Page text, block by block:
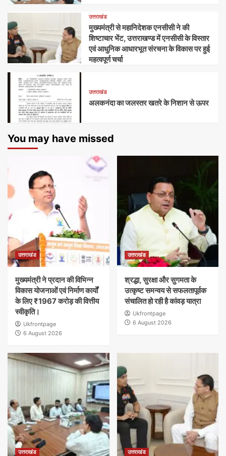
उत्तराखंड
मुख्यमंत्री से महानिदेशक एनसीसी ने की
शिष्टाचार भेंट, उत्तराखण्ड में एनसीसी के विस्तार
एवं आधुनिक आधारभूत संरचना के विकास पर हुई
महत्वपूर्ण चर्चा
उत्तराखंड
अलकनंदा का जलस्तर खतरे के निशान से ऊपर
You may have missed
उत्तराखंड
मुख्यमंत्री ने प्रदान की विभिन्न
विकास योजनाओं एवं निर्माण कार्यों
के लिए ₹1967 करोड़ की वित्तीय
स्वीकृति।
Ukfrontpage
6 August 2026
उत्तराखंड
श्रद्धा, सुरक्षा और सुगमता के
उत्कृष्ट समन्वय से सफलतापूर्वक
संचालित हो रही है कांवड़ यात्रा
Ukfrontpage
6 August 2026
उत्तराखंड उत्तराखंड